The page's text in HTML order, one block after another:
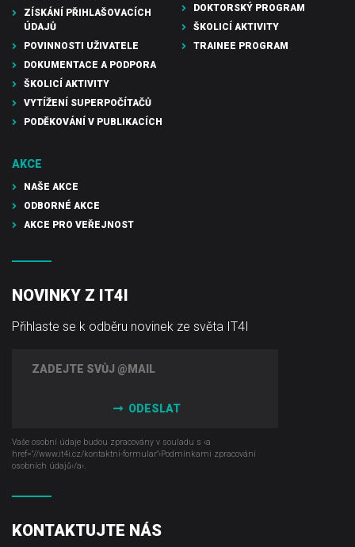
ZÍSKÁNÍ PŘIHLAŠOVACÍCH
ÚDAJŮ
POVINNOSTI UŽIVATELE
DOKUMENTACE A PODPORA
ŠKOLICÍ AKTIVITY
VYTÍŽENÍ SUPERPOČÍTAČŮ
PODĚKOVÁNÍ V PUBLIKACÍCH
DOKTORSKÝ PROGRAM
ŠKOLICÍ AKTIVITY
TRAINEE PROGRAM
AKCE
NAŠE AKCE
ODBORNÉ AKCE
AKCE PRO VEŘEJNOST
KONTAKTUJTE NÁS
NOVINKY Z IT4I
Přihlaste se k odběru novinek ze světa IT4I
ODESLAT
Vaše osobní údaje budou zpracovány v souladu s ‹a
href="//www.it4i­.cz/kontaktni-formular"›Podmínkami zpracování
osobních údajů‹/a›.